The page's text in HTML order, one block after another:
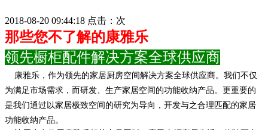
2018-08-20 09:44:18 点击： 次
那些您不了解的康雅乐
领先橱柜配件解决方案全球供应商
康雅乐 ， 作为领先的家居厨房空间解决方案全球供应商。 我们不仅
为满足市场需求 ， 而研发 生产家居空间的功能收纳产品。 更重要的
是我们通过以家居极致空间的研究为导向 ， 开发与之合理匹配的家居
功能收纳产品 。